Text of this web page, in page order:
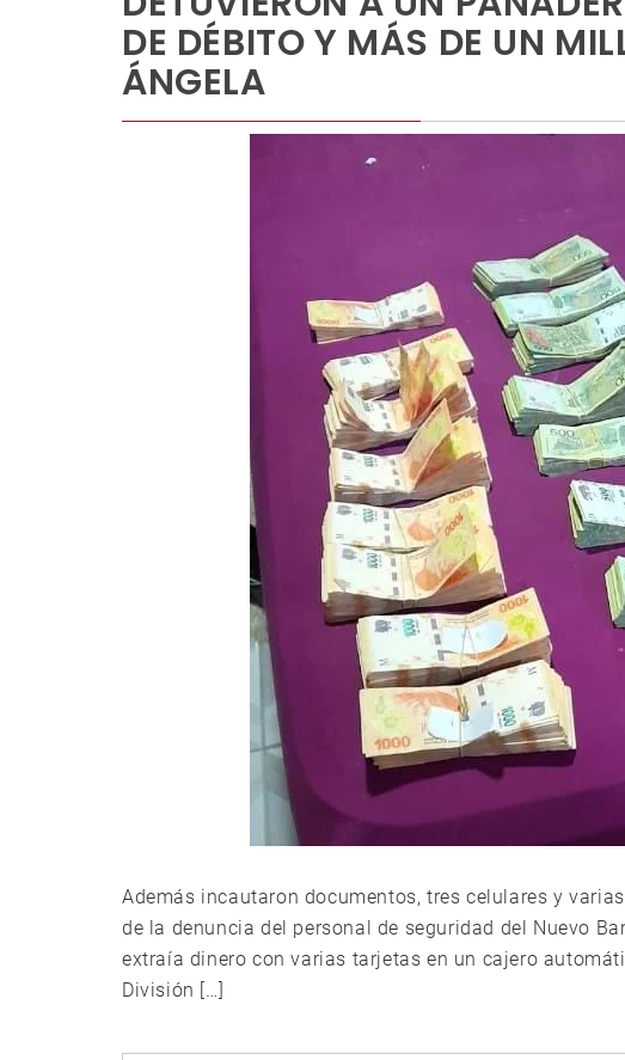
DE DÉBITO Y MÁS DE UN
ÁNGELA
Además incautaron documentos, tres celulares y
de la denuncia del personal de seguridad del Nuevo
extraía dinero con varias tarjetas en un cajero
División […]